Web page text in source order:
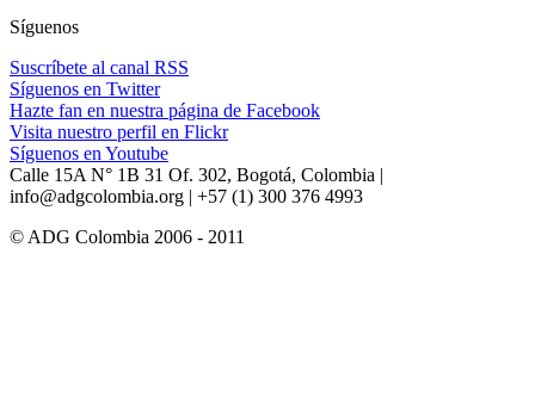
Síguenos
Suscríbete al canal RSS
Síguenos en Twitter
Hazte fan en nuestra página de Facebook
Visita nuestro perfil en Flickr
Síguenos en Youtube
Calle 15A N° 1B 31 Of. 302, Bogotá, Colombia |
info@adgcolombia.org | +57 (1) 300 376 4993
© ADG Colombia 2006 - 2011